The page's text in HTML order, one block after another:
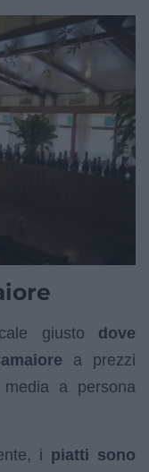
giusto dove
a prezzi
a persona
i piatti sono